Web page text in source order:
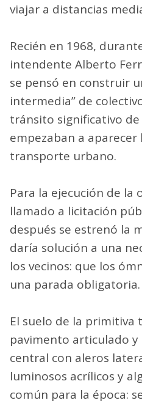
viajar a distancias
Recién en 1968,
intendente Alberto
se pensó en construir
intermedia” de
tránsito significativo
empezaban a
transporte urbano.
Para la ejecución de la
llamado a licitación
después se estrenó la
daría solución a una
los vecinos: que los
una parada obligatoria.
El suelo de la primitiva
pavimento articulado
central con aleros
luminosos acrílicos y
común para la época: